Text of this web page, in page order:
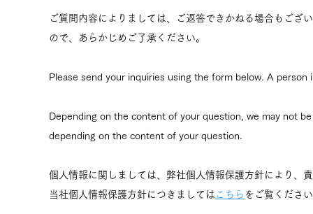
ご質問内容によりましては、ご返答できかねる場合もござ
ので、あらかじめご了承ください。
Please send your inquiries using the form below. A
Depending on the content of your question, we may not
depending on the content of your question.
個人情報に関しましては、弊社個人情報保護方針により、
当社個人情報保護方針につきましては こちら をご覧くださ